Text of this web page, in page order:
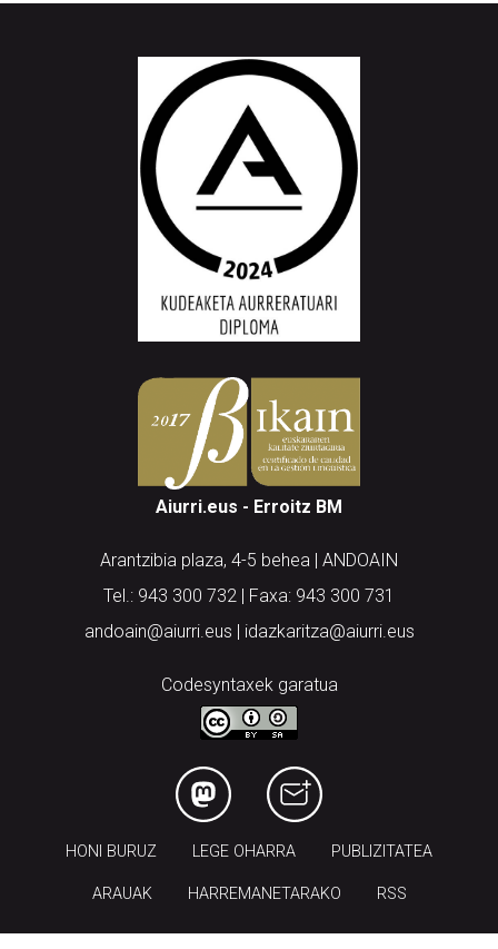
Aiurri.eus - Erroitz BM
Arantzibia plaza, 4-5 behea | ANDOAIN
Tel.: 943 300 732 | Faxa: 943 300 731
andoain@aiurri.eus | idazkaritza@aiurri.eus
Codesyntaxek garatua
HONI BURUZ LEGE OHARRA PUBLIZITATEA
ARAUAK HARREMANETARAKO RSS